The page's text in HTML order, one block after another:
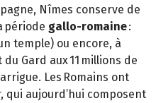
Nîmes conserve de
période gallo-romaine:
temple) ou encore, à
Gard aux 11 millions de
Les Romains ont
qui aujourd’hui composent